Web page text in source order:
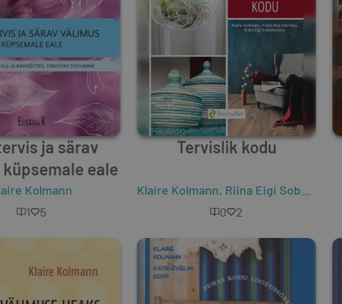
ja särav
eale
Kolmann
1
5
Tervislik kodu
Klaire Kolmann, Riina Eigi Sobolewska
0
2